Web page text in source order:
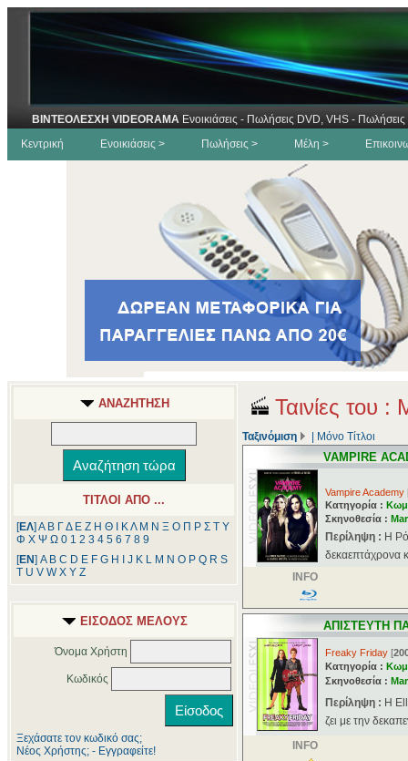
ΒΙΝΤΕΟΛΕΣΧΗ VIDEORAMA Ενοικιάσεις - Πωλήσεις DVD, VHS -
Κεντρική
Ενοικιάσεις > Πωλήσεις > Μέλη >
ΑΝΑΖΗΤΗΣΗ
ΤΙΤΛΟΙ ΑΠΟ ...
[ΕΛ] Α Β ΓΔ Ε Ζ Η Θ ΚΛ Μ Ν Ξ Ο Π Ρ Σ Τ Υ
Φ Χ Ψ Ω 0 1 2 3 4 5 6 7 8 9
[ΕΝ] A B C D E F G H J K L M N O P Q R S
T U V W X Y Z
ΕΙΣΟΔΟΣ ΜΕΛΟΥΣ
Όνομα Χρήστη
Κωδικός
Ξεχάσατε τον κωδικό σας;
Νέος Χρήστης; - Εγγραφείτε!
Ταινίες του
Ταξινόμιση Μόνο Τίτλοι
VAMPIRE
Vampire Academy
Κατηγορία :
Σκηνοθεσία :
Περίληψη : Η
δεκαεπτάχρονα
INFO
ΑΠΙΣΤΕΥΤΗ
Freaky Friday [
Κατηγορία :
Σκηνοθεσία :
Περίληψη : Η
ζει με την
INFO